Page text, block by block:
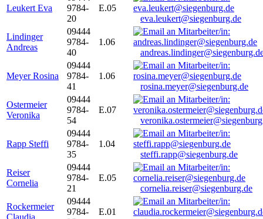
Leukert Eva
9784-
20
E.05
eva.leukert@siegenburg.de
Lindinger
Andreas
09444
9784-
40
1.06
Meyer Rosina
09444
9784-
41
1.06
rosina.meyer@siegenburg.de
Ostermeier
Veronika
09444
9784-
54
E.07
Rapp Steffi
09444
9784-
35
1.04
steffi.rapp@siegenburg.de
Reiser
Cornelia
09444
9784-
21
E.05
cornelia.reiser@siegenburg.de
Rockermeier
09444
9784-
E.01